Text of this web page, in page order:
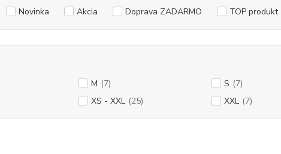
Novinka Akcia Doprava ZADARMO TOP produkt
M (7) S (7)
XS - XXL (25) XXL (7)